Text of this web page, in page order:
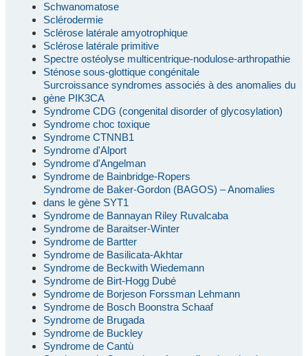
Schwanomatose
Sclérodermie
Sclérose latérale amyotrophique
Sclérose latérale primitive
Spectre ostéolyse multicentrique-nodulose-arthropathie
Sténose sous-glottique congénitale
Surcroissance syndromes associés à des anomalies du
gène PIK3CA
Syndrome CDG (congenital disorder of glycosylation)
Syndrome choc toxique
Syndrome CTNNB1
Syndrome d'Alport
Syndrome d'Angelman
Syndrome de Bainbridge-Ropers
Syndrome de Baker-Gordon (BAGOS) – Anomalies
dans le gène SYT1
Syndrome de Bannayan Riley Ruvalcaba
Syndrome de Baraitser-Winter
Syndrome de Bartter
Syndrome de Basilicata-Akhtar
Syndrome de Beckwith Wiedemann
Syndrome de Birt-Hogg Dubé
Syndrome de Borjeson Forssman Lehmann
Syndrome de Bosch Boonstra Schaaf
Syndrome de Brugada
Syndrome de Buckley
Syndrome de Cantù